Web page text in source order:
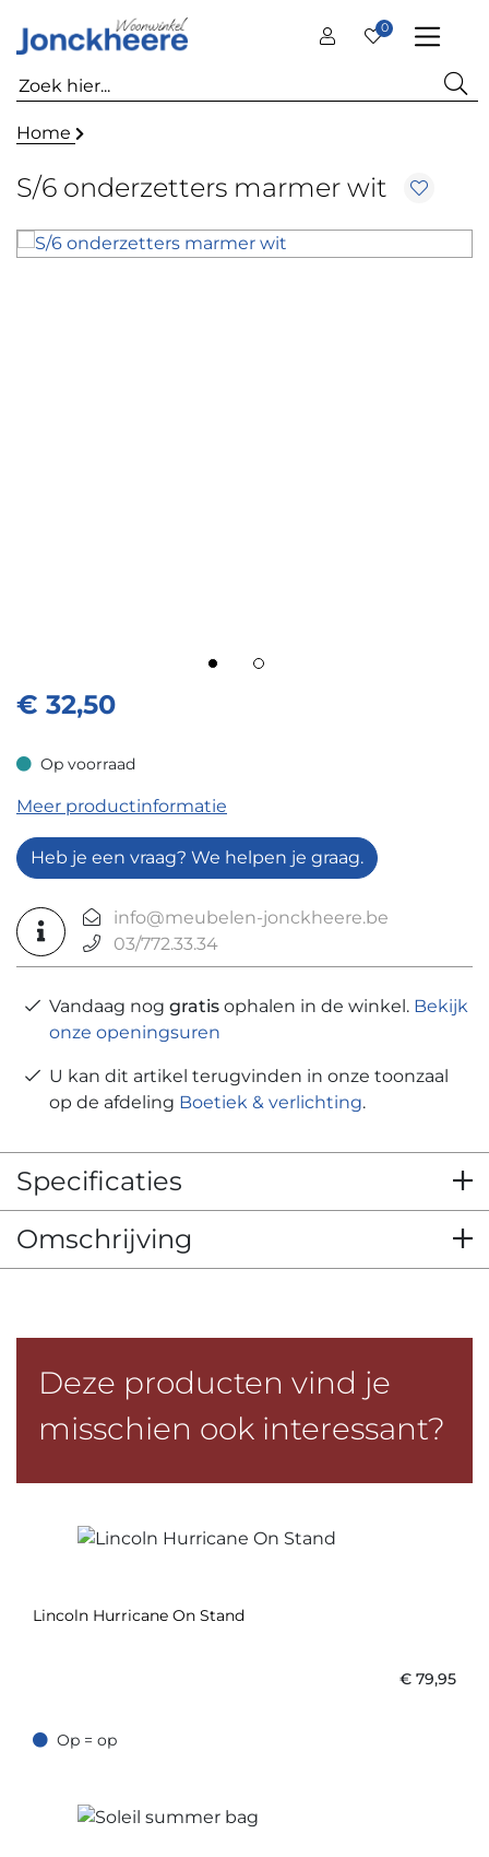
0
Home
S/6 onderzetters marmer wit
€ 32,50
Op voorraad
Op voorraad
Meer productinformatie
Heb je een vraag? We helpen je graag.
info@meubelen-jonckheere.be
03/772.33.34
Vandaag nog gratis ophalen in de winkel. Bekijk
onze openingsuren
U kan dit artikel terugvinden in onze toonzaal
op de afdeling Boetiek & verlichting.
Specificaties
Omschrijving
Deze producten vind je
misschien ook interessant?
Lincoln Hurricane On Stand
€ 79,95
Op = op
Op = op